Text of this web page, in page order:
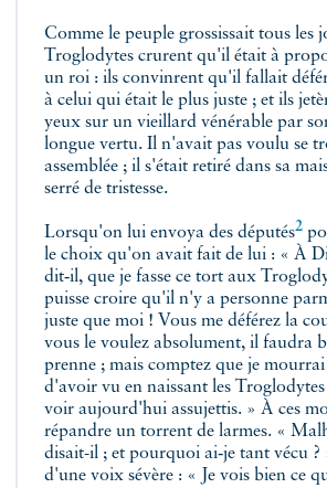
Comme le peuple grossissait tous les
Troglodytes crurent qu'il était à
un roi : ils convinrent qu'il fallait
à celui qui était le plus juste ; et ils
yeux sur un vieillard vénérable par
longue vertu. Il n'avait pas voulu se
assemblée ; il s'était retiré dans sa
serré de tristesse.
Lorsqu'on lui envoya des députés2
le choix qu'on avait fait de lui : « À
dit‑il, que je fasse ce tort aux
puisse croire qu'il n'y a personne
juste que moi ! Vous me déférez la
vous le voulez absolument, il faudra
prenne ; mais comptez que je
d'avoir vu en naissant les Troglodytes
voir aujourd'hui assujettis. » À ces
répandre un torrent de larmes. «
disait-il ; et pourquoi ai‑je tant vécu ?
d'une voix sévère : « Je vois bien ce